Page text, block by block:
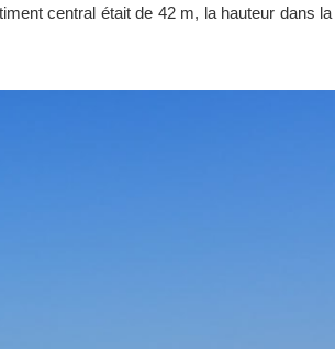
central était de 42 m, la hauteur dans